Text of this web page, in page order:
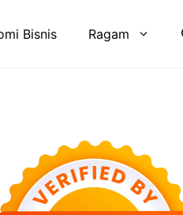
Bisnis Ragam